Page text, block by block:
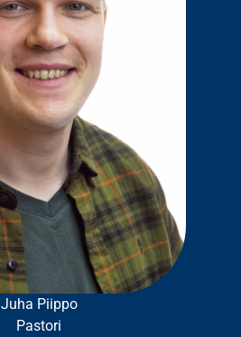
Juha Piippo
Pastori